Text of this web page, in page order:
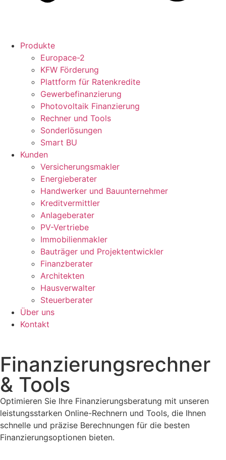
Produkte
Europace-2
KFW Förderung
Plattform für Ratenkredite
Gewerbefinanzierung
Photovoltaik Finanzierung
Rechner und Tools
Sonderlösungen
Smart BU
Kunden
Versicherungsmakler
Energieberater
Handwerker und Bauunternehmer
Kreditvermittler
Anlageberater
PV-Vertriebe
Immobilienmakler
Bauträger und Projektentwickler
Finanzberater
Architekten
Hausverwalter
Steuerberater
Über uns
Kontakt
Finanzierungs­rechner
& Tools
Optimieren Sie Ihre Finanzierungsberatung mit unseren
leistungsstarken Online-Rechnern und Tools, die Ihnen
schnelle und präzise Berechnungen für die besten
Finanzierungsoptionen bieten.